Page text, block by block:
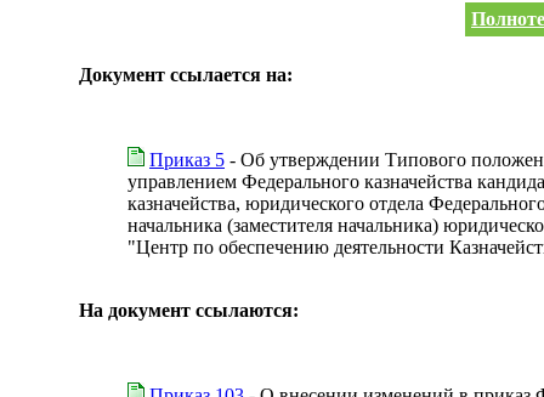
Документ ссылается на:
Приказ 5 - Об утверждении Типового
управлением Федерального казначейства
казначейства, юридического отдела
начальника (заместителя начальника)
"Центр по обеспечению деятельности
На документ ссылаются: